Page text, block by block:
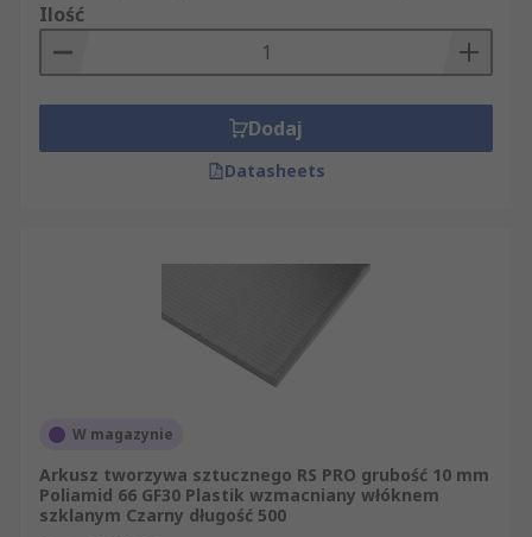
Ilość
Dodaj
Datasheets
W magazynie
Arkusz tworzywa sztucznego RS PRO grubość 10 mm
Poliamid 66 GF30 Plastik wzmacniany włóknem
szklanym Czarny długość 500